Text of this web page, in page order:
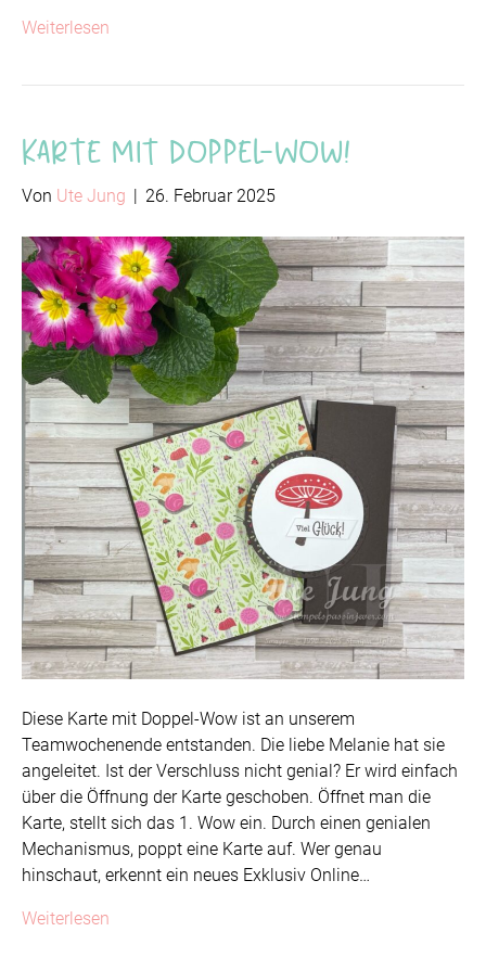
Weiterlesen
Karte mit Doppel-Wow!
Von Ute Jung | 26. Februar 2025
Diese Karte mit Doppel-Wow ist an unserem
Teamwochenende entstanden. Die liebe Melanie hat sie
angeleitet. Ist der Verschluss nicht genial? Er wird einfach
über die Öffnung der Karte geschoben. Öffnet man die
Karte, stellt sich das 1. Wow ein. Durch einen genialen
Mechanismus, poppt eine Karte auf. Wer genau
hinschaut, erkennt ein neues Exklusiv Online…
Weiterlesen